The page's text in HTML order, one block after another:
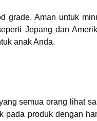
grade. Aman untuk
Jepang dan
anak Anda.
semua orang lihat
pada produk dengan